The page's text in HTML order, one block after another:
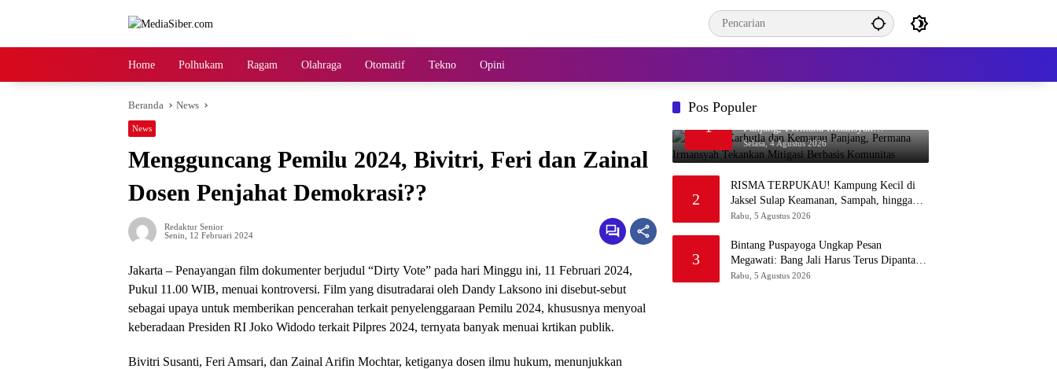
Home Polhukam Ragam Olahraga Otomatif Tekno Opini
Beranda News
News
Mengguncang Pemilu 2024, Bivitri, Feri dan Zainal
Dosen Penjahat Demokrasi??
Redaktur Senior
Senin, 12 Februari 2024
Jakarta – Penayangan film dokumenter berjudul “Dirty Vote” pada hari Minggu ini, 11 Februari 2024,
Pukul 11.00 WIB, menuai kontroversi. Film yang disutradarai oleh Dandy Laksono ini disebut-sebut
sebagai upaya untuk memberikan pencerahan terkait penyelenggaraan Pemilu 2024, khususnya menyoal
keberadaan Presiden RI Joko Widodo terkait Pilpres 2024, ternyata banyak menuai krtikan publik.
Bivitri Susanti, Feri Amsari, dan Zainal Arifin Mochtar, ketiganya dosen ilmu hukum, menunjukkan
Pos Populer
1
Waspada Karhutla dan Kemarau
Panjang, Permana Irmansyah
Tekankan Mitigasi Berbasis Komunitas
Selasa, 4 Agustus 2026
2
RISMA TERPUKAU! Kampung Kecil di
Jaksel Sulap Keamanan, Sampah, hingga
Ketahanan Pangan Jadi Satu Sistem
Rabu, 5 Agustus 2026
3
Bintang Puspayoga Ungkap Pesan
Megawati: Bang Jali Harus Terus Dipantau
dan Dikembangkan
Rabu, 5 Agustus 2026